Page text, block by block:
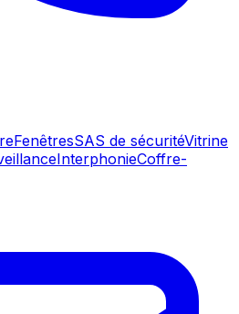
FenêtresSAS de sécuritéVitrine
InterphonieCoffre-